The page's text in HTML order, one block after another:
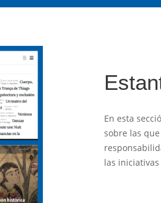
En esta
sobre las
las